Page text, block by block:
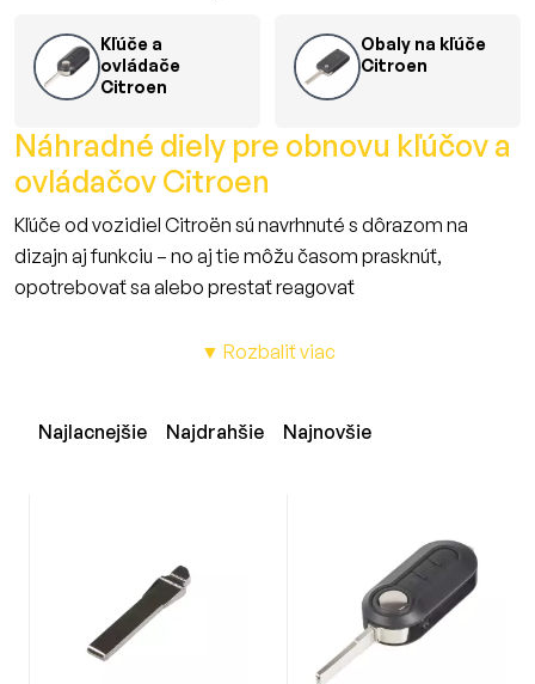
Kľúče a
ovládače
Citroen
Obaly na kľúče
Citroen
Náhradné diely pre obnovu kľúčov a
ovládačov Citroen
Kľúče od vozidiel Citroën sú navrhnuté s dôrazom na
dizajn aj funkciu – no aj tie môžu časom prasknúť,
opotrebovať sa alebo prestať reagovať
estetické riešenia pre rýchlu výmenu, ktorú zvládnete aj
plastové obaly bez elektroniky aj tlačidlá, ktoré pasujú na
V kategórii nájdete:
Náhradné kľúče a karty
Obaly obaly pre sklápacie aj klasické kľúče
Tlačidlá na opravu najčastejšie opotrebovaných častí
▼ Rozbaliť viac
Najlacnejšie Najdrahšie Najnovšie